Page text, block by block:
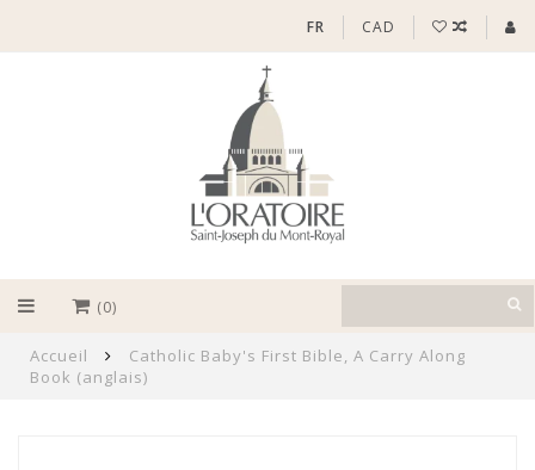
FR CAD
(0)
Accueil
Catholic Baby's First Bible, A Carry Along
Book (anglais)